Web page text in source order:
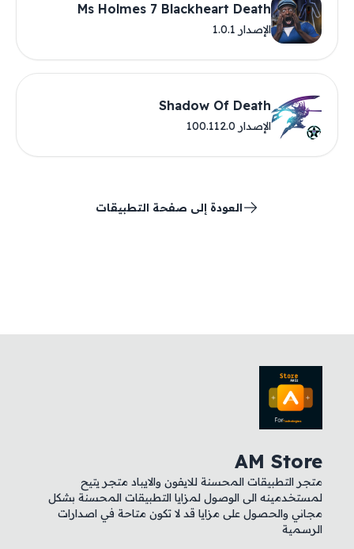
Ms Holmes 7 Blackheart Death
الإصدار 1.0.1
Shadow Of Death
الإصدار 100.112.0
العودة إلى صفحة التطبيقات
AM Store
متجر التطبيقات المحسنة للايفون والايباد متجر يتيح
لمستخدمينه الى الوصول لمزايا التطبيقات المحسنة بشكل
مجاني والحصول على مزايا قد لا تكون متاحة في اصدارات
الرسمية